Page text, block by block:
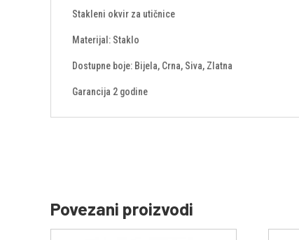
Stakleni okvir za utičnice
Materijal: Staklo
Dostupne boje: Bijela, Crna, Siva, Zlatna
Garancija 2 godine
Povezani proizvodi